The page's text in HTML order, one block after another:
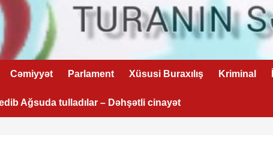
Cəmiyyət Parlament Xüsusi Buraxılış Kriminal
Ağsuda tulladılar – Dəhşətli cinayət